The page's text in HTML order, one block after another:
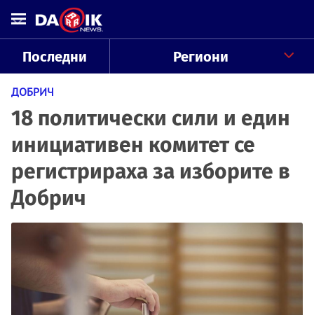
Последни Региони
ДОБРИЧ
18 политически сили и един
инициативен комитет се
регистрираха за изборите в
Добрич